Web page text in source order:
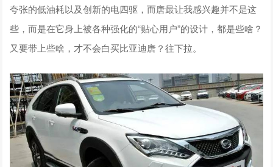
夸张的低油耗以及创新的电四驱，而唐最让我感兴趣并不是这
些，而是在它身上被各种强化的“贴心用户”的设计，都是些啥？
又要带上些啥，才不会白买比亚迪唐？往下拉。